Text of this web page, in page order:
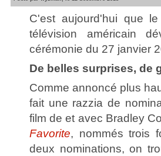
C'est aujourd'hui que
télévision américain
cérémonie du 27 janvier
De belles surprises, de
Comme annoncé plus
fait une razzia de
film de et avec Bradley
Favorite, nommés trois
deux nominations, on